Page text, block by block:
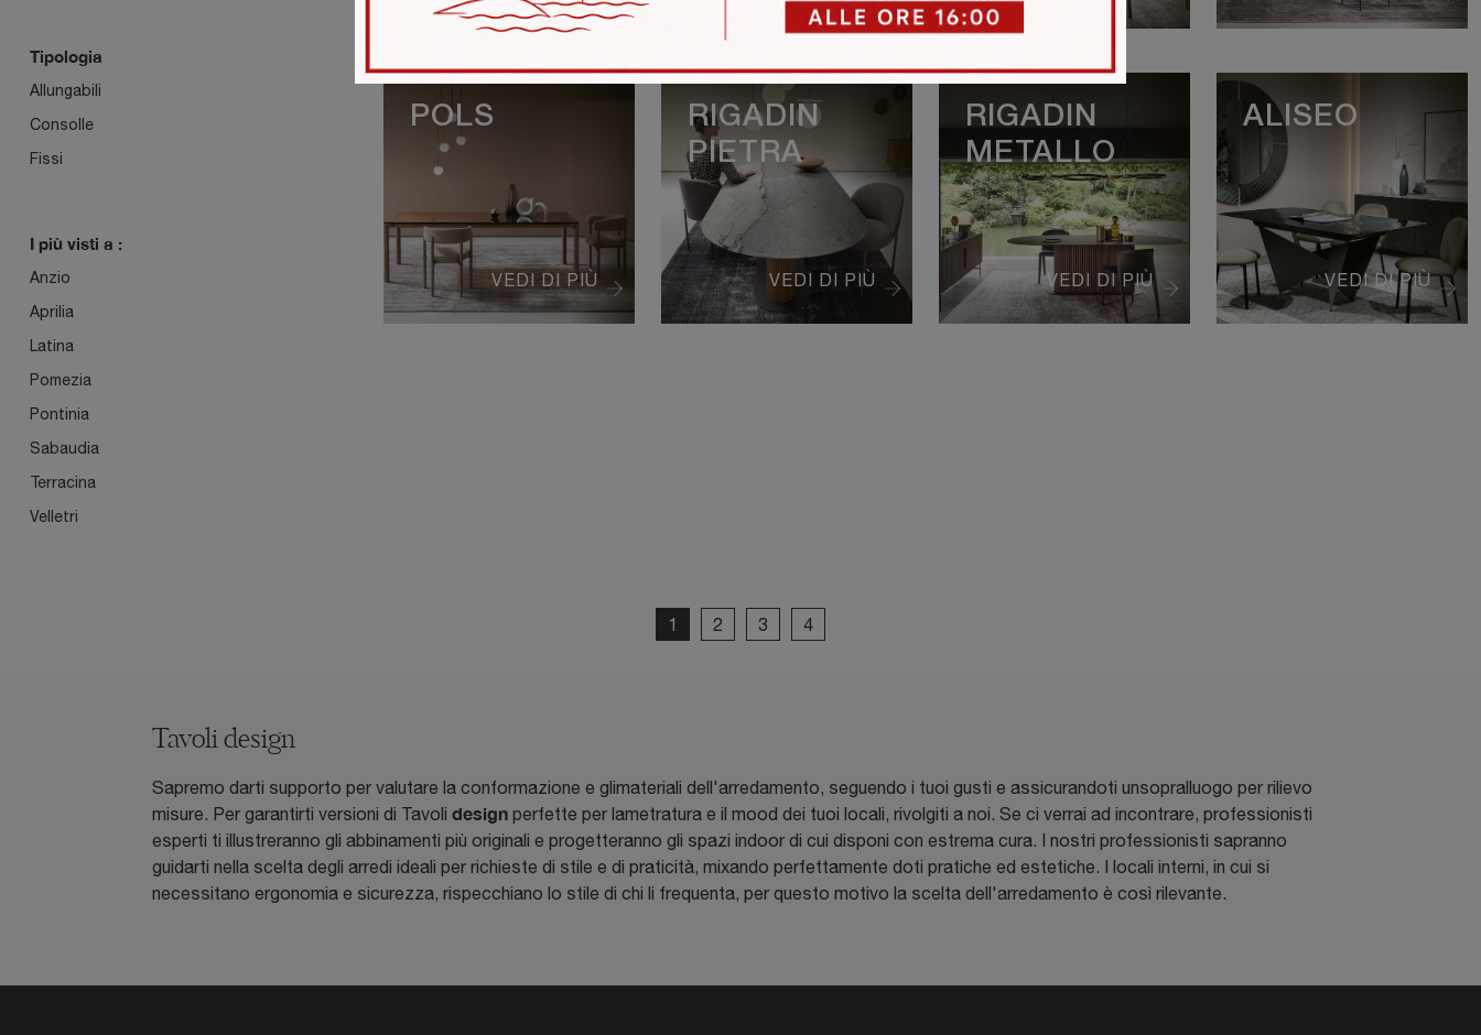
Tipologia
Allungabili
Consolle
Fissi
I più visti a :
Anzio
Aprilia
Latina
Pomezia
Pontinia
Sabaudia
Terracina
Velletri
VEDI DI PIÙ
POLS
VEDI DI PIÙ
RIGADIN
PIETRA
VEDI DI PIÙ
RIGADIN
METALLO
VEDI DI PIÙ
ALISEO
1 2 3 4
Tavoli design
Sapremo darti supporto per valutare la conformazione e glimateriali dell'arredamento, seguendo i tuoi gusti e assicurandoti unsopralluogo per rilievo
misure. Per garantirti versioni di Tavoli design perfette per lametratura e il mood dei tuoi locali, rivolgiti a noi. Se ci verrai ad incontrare, professionisti
esperti ti illustreranno gli abbinamenti più originali e progetteranno gli spazi indoor di cui disponi con estrema cura. I nostri professionisti sapranno
guidarti nella scelta degli arredi ideali per richieste di stile e di praticità, mixando perfettamente doti pratiche ed estetiche. I locali interni, in cui si
necessitano ergonomia e sicurezza, rispecchiano lo stile di chi li frequenta, per questo motivo la scelta dell'arredamento è così rilevante.